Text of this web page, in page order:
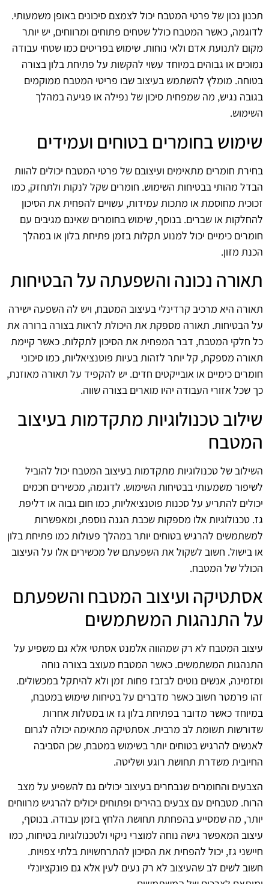
תכנון נכון של פרטי המטבח יכול לצמצם סיכונים באופן משמעותי.
לדוגמה, כאשר המטבח כולל שטחים פתוחים ומרווחים, יש יותר
מקום לתנועת אדם ולאי נוחות. שימוש בפריטים כמו שטחי עבודה
נמוכים או גבוהים במיוחד עשוי להקשות על פתיחת בלון בצורה
בטוחה. מומלץ להשתמש בעיצוב שבו פריטי המטבח ממוקמים
בגובה נגיש, מה שמפחית סיכון של נפילה או פגיעה במהלך
השימוש.
שימוש בחומרים בטוחים ועמידים
בחירת חומרים מתאימים ועיצובם של פרטי המטבח יכולים להוות
הבדל מהותי בבטיחות השימוש. חומרים שקל לנקות ולתחזק, כמו
זכוכית מחוסמת או מתכות עמידות, עשויים להפחית את הסיכון
להחלקות או שברים. בנוסף, שימוש בחומרים שאינם מגיבים עם
חומרים כימיים יכול למנוע תקלות בזמן פתיחת בלון או במהלך
הכנת מזון.
תאורה נכונה והשפעתה על הבטיחות
תאורה היא מרכיב קרדינלי בעיצוב המטבח, ויש לה השפעה ישירה
על הבטיחות. תאורה מספקת את היכולת לראות בצורה ברורה את
כל חלקי המטבח, דבר המפחית את הסיכון לתקלות. כאשר קיימת
תאורה מספקת, קל יותר לזהות בעיות פוטנציאליות, כמו סיכוני
חומרים כימיים או אובייקטים חדים. יש להקפיד על תאורה מאוזנת,
כך שכל אזורי העבודה יהיו מוארים בצורה שווה.
שילוב טכנולוגיות מתקדמות בעיצוב
המטבח
השילוב של טכנולוגיות מתקדמות בעיצוב המטבח יכול להוביל
לשיפור משמעותי בבטיחות השימוש. לדוגמה, מכשירים חכמים
יכולים להתריע על סכנות פוטנציאליות, כמו חום גבוה או דליפת
גז. טכנולוגיות אלו מספקות שכבת הגנה נוספת, ומאפשרות
למשתמשים להרגיש בטוחים יותר במהלך פעולות כמו פתיחת בלון
או בישול. חשוב לשקול את השפעתם של מכשירים אלו על העיצוב
הכולל של המטבח.
אסתטיקה ועיצוב המטבח והשפעתם
על התנהגות המשתמשים
עיצוב המטבח לא רק שמהווה אלמנט אסתטי אלא גם משפיע על
התנהגות המשתמשים. כאשר המטבח מעוצב בצורה נוחה
ומזמינה, אנשים נוטים לבזבז פחות זמן ולא להיתקל במכשולים.
זהו פרמטר חשוב כאשר מדברים על בטיחות שימוש במטבח,
במיוחד כאשר מדובר בפתיחת בלון גז או במטלות אחרות
שדורשות תשומת לב מרבית. אסתטיקה מתאימה יכולה לגרום
לאנשים להרגיש בטוחים יותר בשימוש במטבח, שכן הסביבה
החיובית משדרת תחושת רוגע ושליטה.
הצבעים והחומרים שנבחרים בעיצוב יכולים גם להשפיע על מצב
הרוח. מטבחים עם צבעים בהירים ופתוחים יכולים להרגיש מרווחים
יותר, מה שמסייע בהפחתת תחושת הלחץ בזמן עבודה. בנוסף,
עיצוב המאפשר גישה נוחה למוצרי ניקוי ולטכנולוגיות בטיחות, כמו
חיישני גז, יכול להפחית את הסיכון להתרחשויות בלתי צפויות.
חשוב לשים לב שהעיצוב לא רק נעים לעין אלא גם פונקציונלי